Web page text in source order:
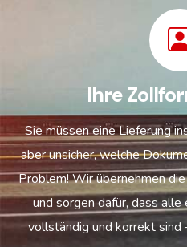
Ihre
Sie müssen eine Lieferung
aber unsicher, welche
Problem! Wir übernehmen
und sorgen dafür, dass
vollständig und korrekt sind